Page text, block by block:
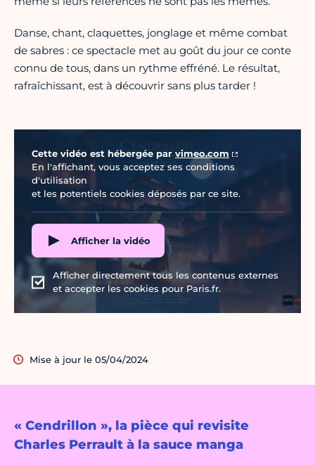
« Cendrillon », la pièce qui revisite
Charles Perrault à la sauce manga
Danse, chant, claquettes, jonglage et même combat
de sabres : ce spectacle met au goût du jour ce conte
connu de tous, dans un rythme effréné. Le résultat,
rafraîchissant, est à découvrir sans plus tarder !
Cette vidéo est hébergée par vimeo.com
En l'affichant, vous acceptez ses conditions
d'utilisation
et les potentiels cookies déposés par ce site.
Afficher la vidéo
Afficher directement tous les contenus externes
et accepter les cookies pour Paris.fr.
Mise à jour le 05/04/2024